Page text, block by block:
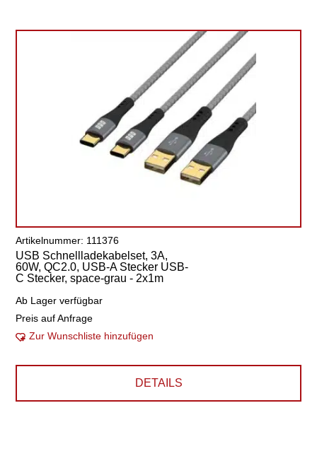
Artikelnummer: 111376
USB Schnellladekabelset, 3A,
60W, QC2.0, USB-A Stecker USB-
C Stecker, space-grau - 2x1m
Ab Lager verfügbar
Preis auf Anfrage
Zur Wunschliste hinzufügen
DETAILS